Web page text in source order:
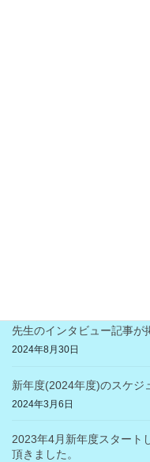
先生のインタビュー記事が
2024年8月30日
新年度(2024年度)のスケジ
2024年3月6日
2023年4月新年度スタート
頂きました。